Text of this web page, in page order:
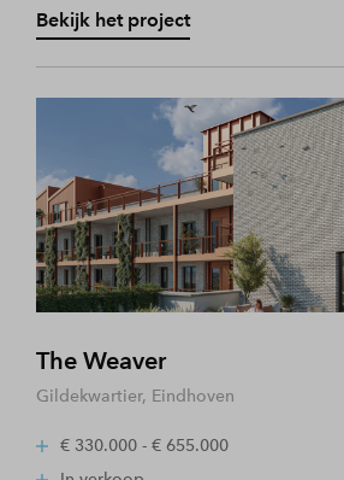
Bekijk het project
The Weaver
Gildekwartier, Eindhoven
€ 330.000 - € 655.000